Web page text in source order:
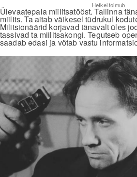
Hetkel toimub
Ülevaatepala miilitsatööst. Tallinna
miilits. Ta aitab väikesel tüdrukul
Militsionäärid korjavad tänavalt üles
tassivad ta miilitsakongi. Tegutseb
saadab edasi ja võtab vastu